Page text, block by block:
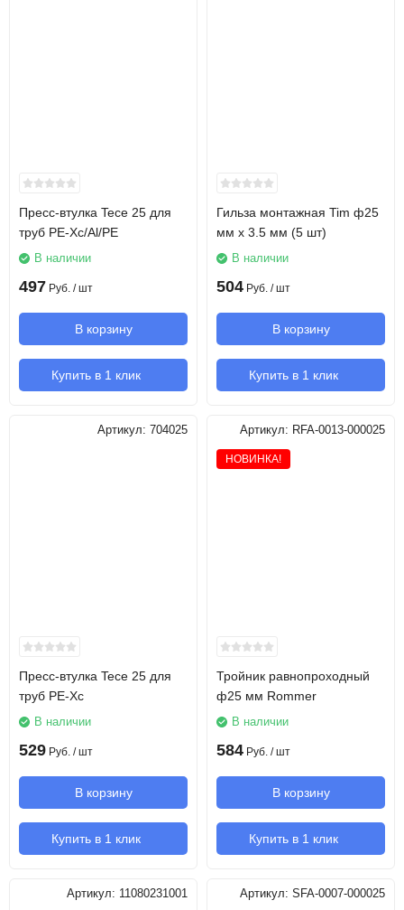
Пресс-втулка Tece 25 для
труб PE-Xc/Al/PE
В наличии
497 Руб. / шт
В корзину
Купить в 1 клик
Гильза монтажная Tim ф25
мм х 3.5 мм (5 шт)
В наличии
504 Руб. / шт
В корзину
Купить в 1 клик
Артикул: 704025
Пресс-втулка Tece 25 для
труб PE-Xc
В наличии
529 Руб. / шт
В корзину
Купить в 1 клик
Артикул: RFA-0013-000025
НОВИНКА!
Тройник равнопроходный
ф25 мм Rommer
В наличии
584 Руб. / шт
В корзину
Купить в 1 клик
Артикул: 11080231001 Артикул: SFA-0007-000025